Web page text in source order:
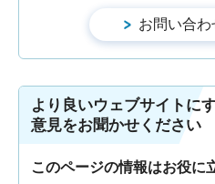
より良いウェブサイトに
意見をお聞かせください
このページの情報はお役に